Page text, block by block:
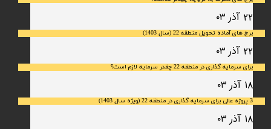
۲۲ آذر ۰۳
برج های آماده تحویل منطقه 22 (سال 1403)
۲۲ آذر ۰۳
برای سرمایه‌ گذاری در منطقه 22 چقدر سرمایه لازم است؟
۱۸ آذر ۰۳
3 پروژه عالی برای سرمایه گذاری در منطقه 22 (ویژه سال 1403)
۱۸ آذر ۰۳